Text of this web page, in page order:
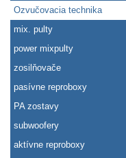
Ozvučovacia technika
mix. pulty
power mixpulty
zosilňovače
pasívne reproboxy
PA zostavy
subwoofery
aktívne reproboxy